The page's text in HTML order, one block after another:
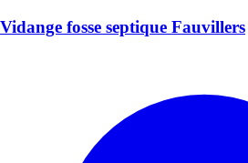
Vidange fosse septique Fauvillers